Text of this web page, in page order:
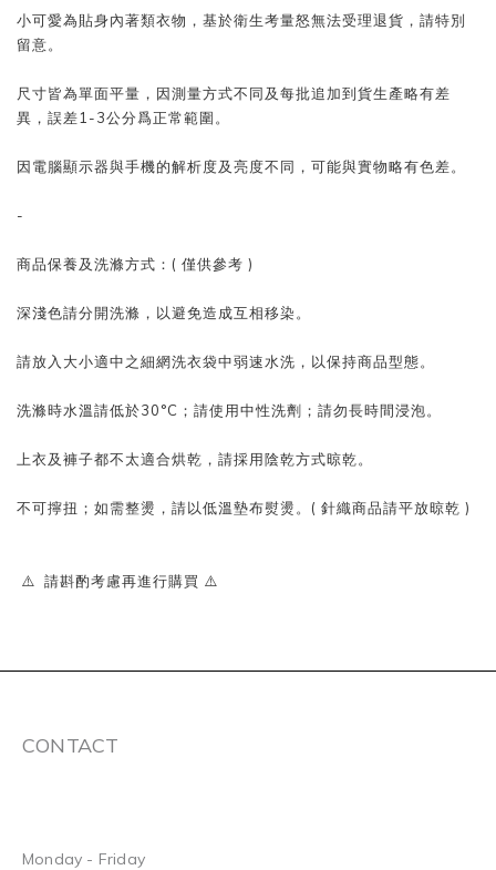
小可愛為貼身內著類衣物，基於衛生考量怒無法受理退貨，請特別
留意。
尺寸皆為單面平量，因測量方式不同及每批追加到貨生產略有差
異，誤差1-3公分爲正常範圍。
因電腦顯示器與手機的解析度及亮度不同，可能與實物略有色差。
-
商品保養及洗滌方式：( 僅供參考 )
深淺色請分開洗滌，以避免造成互相移染。
請放入大小適中之細網洗衣袋中弱速水洗，以保持商品型態。
洗滌時水溫請低於30°C；請使用中性洗劑；請勿長時間浸泡。
上衣及褲子都不太適合烘乾，請採用陰乾方式晾乾。
不可擰扭；如需整燙，請以低溫墊布熨燙。( 針織商品請平放晾乾 )
⚠️ 請斟酌考慮再進行購買 ⚠️
CONTACT
Monday - Friday